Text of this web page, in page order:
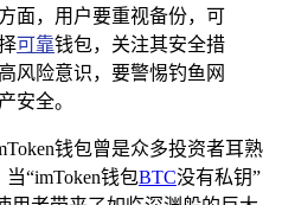
面，用户要重视备份，可
可靠钱包，关注其安全措
风险意识，要警惕钓鱼网
安全。
钱包曾是众多投资者耳熟
“imToken钱包BTC没有私钥”